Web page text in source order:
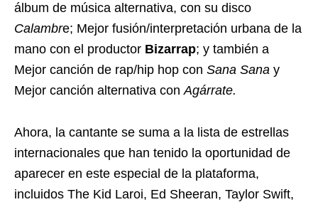
álbum de música alternativa, con su disco
Calambre; Mejor fusión/interpretación urbana de la
mano con el productor Bizarrap; y también a
Mejor canción de rap/hip hop con Sana Sana y
Mejor canción alternativa conAgárrate.
Ahora, la cantante se suma a la lista de estrellas
internacionales que han tenido la oportunidad de
aparecer en este especial de la plataforma,
incluidos The Kid Laroi, Ed Sheeran, Taylor Swift,